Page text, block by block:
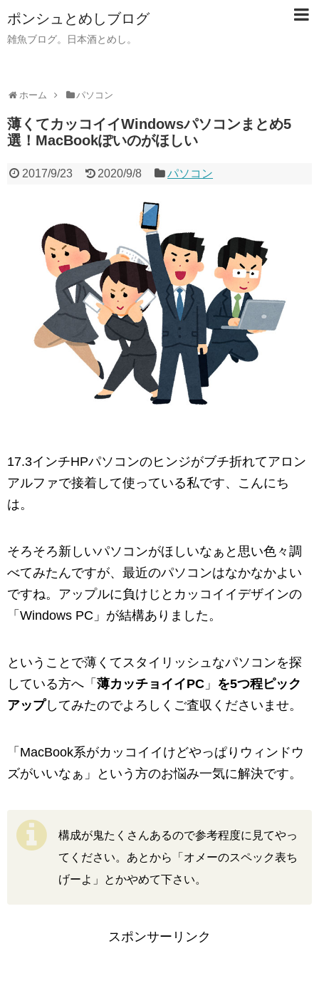
ポンシュとめしブログ
雑魚ブログ。日本酒とめし。
ホーム パソコン
薄くてカッコイイWindowsパソコンまとめ5
選！MacBookぽいのがほしい
2017/9/23 2020/9/8 パソコン
17.3インチHPパソコンのヒンジがブチ折れてアロン
アルファで接着して使っている私です、こんにち
は。
そろそろ新しいパソコンがほしいなぁと思い色々調
べてみたんですが、最近のパソコンはなかなかよい
ですね。アップルに負けじとカッコイイデザインの
「Windows PC」が結構ありました。
ということで薄くてスタイリッシュなパソコンを探
している方へ「 薄カッチョイイPC 」 を5つ程ピック
アップしてみたのでよろしくご査収くださいませ。
「MacBook系がカッコイイけどやっぱりウィンドウ
ズがいいなぁ」という方のお悩み一気に解決です。
構成が鬼たくさんあるので参考程度に見てやっ
てください。あとから「オメーのスペック表ち
げーよ」とかやめて下さい。
スポンサーリンク